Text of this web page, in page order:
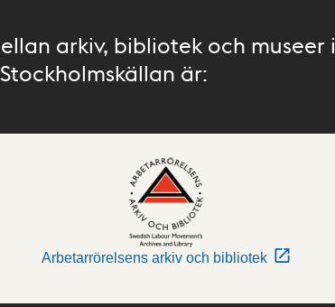
arkiv, bibliotek och museer i
är:
Arbetarrörelsens arkiv och bibliotek